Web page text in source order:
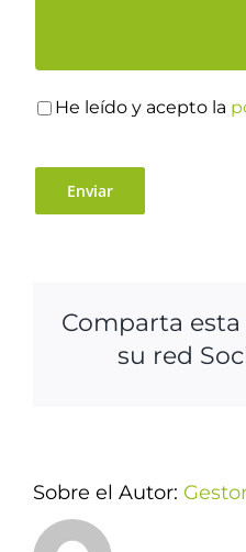
He leído y acepto la
Comparta
su red
Sobre el Autor: